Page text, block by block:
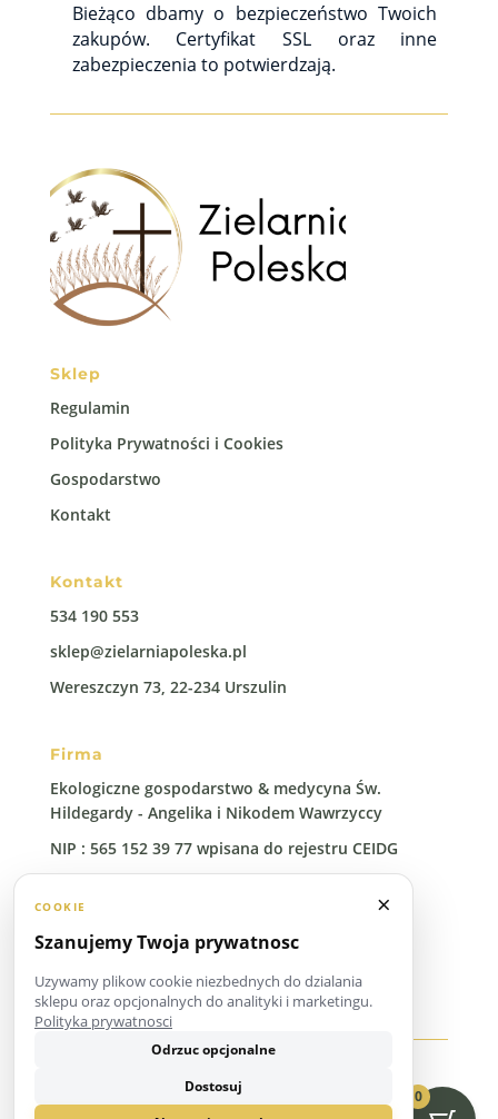
Bieżąco dbamy o bezpieczeństwo Twoich
zakupów. Certyfikat SSL oraz inne
zabezpieczenia to potwierdzają.
Sklep
Regulamin
Polityka Prywatności i Cookies
Gospodarstwo
Kontakt
Kontakt
534 190 553
sklep@zielarniapoleska.pl
Wereszczyn 73, 22-234 Urszulin
Firma
Ekologiczne gospodarstwo & medycyna Św.
Hildegardy - Angelika i Nikodem Wawrzyccy
NIP : 565 152 39 77 wpisana do rejestru CEIDG
×
COOKIE
Szanujemy Twoja prywatnosc
Uzywamy plikow cookie niezbednych do dzialania
sklepu oraz opcjonalnych do analityki i marketingu.
Polityka prywatnosci
Odrzuc opcjonalne
Dostosuj
0